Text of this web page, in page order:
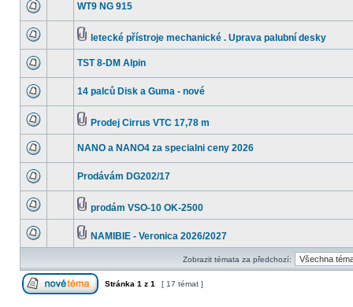
WT9 NG 915
letecké přístroje mechanické . Uprava palubní desky
TST 8-DM Alpin
14 palců Disk a Guma - nové
Prodej Cirrus VTC 17,78 m
NANO a NANO4 za specialni ceny 2026
Prodávám DG202/17
prodám VSO-10 OK-2500
NAMIBIE - Veronica 2026/2027
Zobrazit témata za předchozí:
Stránka 1 z 1 [ 17 témat ]